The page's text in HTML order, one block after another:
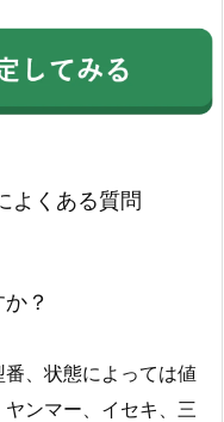
よくある質問
？
、状態によっては値
ンマー、イセキ、三